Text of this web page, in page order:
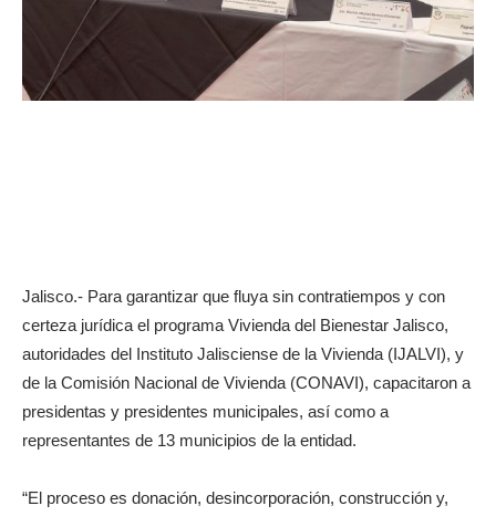
Jalisco.- Para garantizar que fluya sin contratiempos y con
certeza jurídica el programa Vivienda del Bienestar Jalisco,
autoridades del Instituto Jalisciense de la Vivienda (IJALVI), y
de la Comisión Nacional de Vivienda (CONAVI), capacitaron a
presidentas y presidentes municipales, así como a
representantes de 13 municipios de la entidad.
“El proceso es donación, desincorporación, construcción y,